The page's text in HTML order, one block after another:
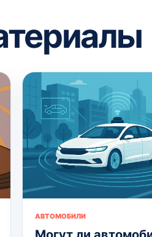
АВТОМОБИЛИ